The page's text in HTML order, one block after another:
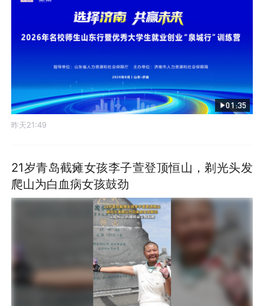
01:35
昨天21:49
21岁青岛截瘫女孩李子萱登顶恒山，剃光头发
爬山为白血病女孩鼓劲